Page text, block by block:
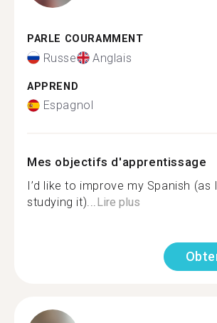
PARLE COURAMMENT
Russe Anglais
APPREND
Espagnol
Mes objectifs d'apprentissage
I’d like to improve my Spanish (as
studying it)...Lire plus